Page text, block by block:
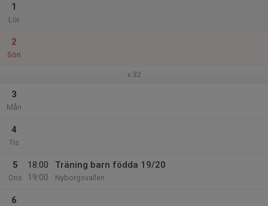
1
Lör
2
Sön
v.32
3
Mån
4
Tis
5
Ons
18:00
19:00
Träning barn födda 19/20
Nyborgsvallen
6